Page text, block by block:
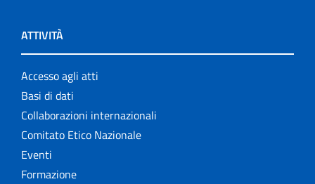
ATTIVITÀ
Accesso agli atti
Basi di dati
Collaborazioni internazionali
Comitato Etico Nazionale
Eventi
Formazione